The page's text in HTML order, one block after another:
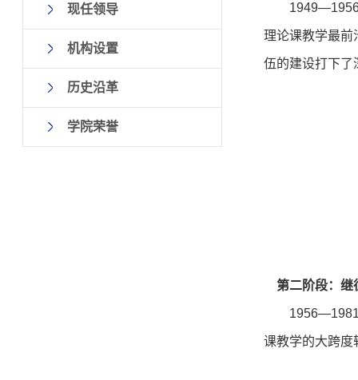
现任领导
机构设置
历史沿革
学院荣誉
1949—1956
理论课教学最
伍的建设打下了
第二阶段：继
1956—1981
课教学的大跨度